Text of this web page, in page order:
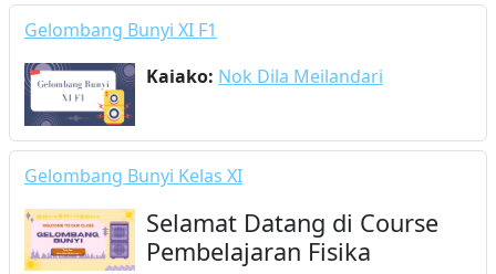
Gelombang Bunyi XI F1
Kaiako: Nok Dila Meilandari
Gelombang Bunyi Kelas XI
Selamat Datang di Course
Pembelajaran Fisika